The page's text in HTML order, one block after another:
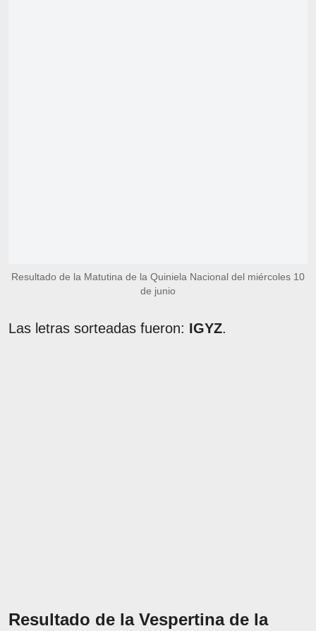
Resultado de la Matutina de la Quiniela Nacional del miércoles 10
de junio
Las letras sorteadas fueron: IGYZ.
Resultado de la Vespertina de la